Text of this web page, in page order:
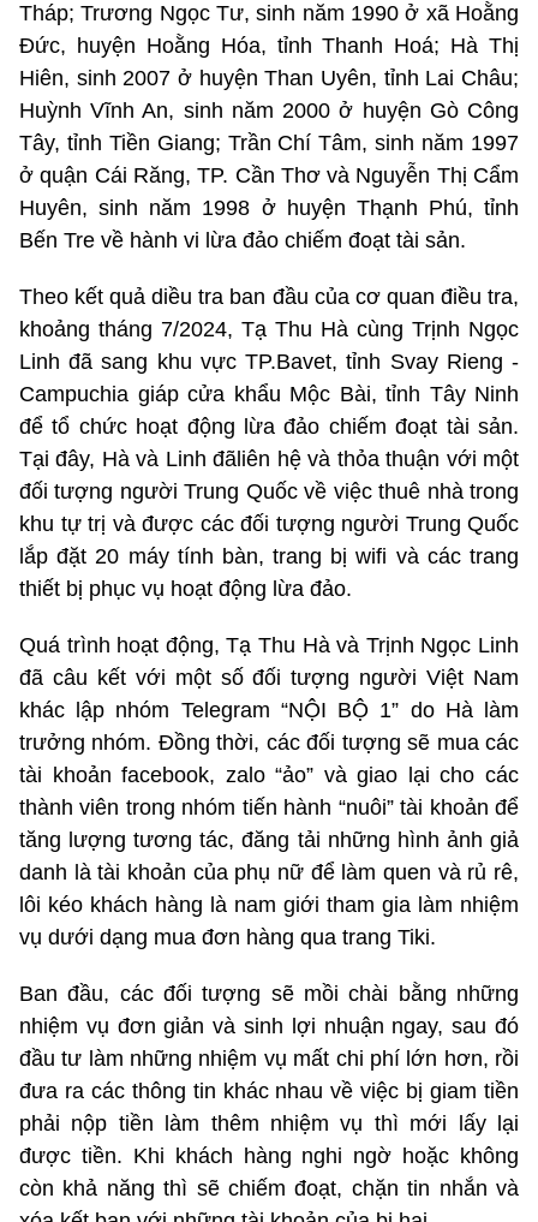
Tháp; Trương Ngọc Tư, sinh năm 1990 ở xã Hoằng
Đức, huyện Hoằng Hóa, tỉnh Thanh Hoá; Hà Thị
Hiên, sinh 2007 ở huyện Than Uyên, tỉnh Lai Châu;
Huỳnh Vĩnh An, sinh năm 2000 ở huyện Gò Công
Tây, tỉnh Tiền Giang; Trần Chí Tâm, sinh năm 1997
ở quận Cái Răng, TP. Cần Thơ và Nguyễn Thị Cẩm
Huyên, sinh năm 1998 ở huyện Thạnh Phú, tỉnh
Bến Tre về hành vi lừa đảo chiếm đoạt tài sản.
Theo kết quả diều tra ban đầu của cơ quan điều tra,
khoảng tháng 7/2024, Tạ Thu Hà cùng Trịnh Ngọc
Linh đã sang khu vực TP.Bavet, tỉnh Svay Rieng -
Campuchia giáp cửa khẩu Mộc Bài, tỉnh Tây Ninh
để tổ chức hoạt động lừa đảo chiếm đoạt tài sản.
Tại đây, Hà và Linh đãliên hệ và thỏa thuận với một
đối tượng người Trung Quốc về việc thuê nhà trong
khu tự trị và được các đối tượng người Trung Quốc
lắp đặt 20 máy tính bàn, trang bị wifi và các trang
thiết bị phục vụ hoạt động lừa đảo.
Quá trình hoạt động, Tạ Thu Hà và Trịnh Ngọc Linh
đã câu kết với một số đối tượng người Việt Nam
khác lập nhóm Telegram “NỘI BỘ 1” do Hà làm
trưởng nhóm. Đồng thời, các đối tượng sẽ mua các
tài khoản facebook, zalo “ảo” và giao lại cho các
thành viên trong nhóm tiến hành “nuôi” tài khoản để
tăng lượng tương tác, đăng tải những hình ảnh giả
danh là tài khoản của phụ nữ để làm quen và rủ rê,
lôi kéo khách hàng là nam giới tham gia làm nhiệm
vụ dưới dạng mua đơn hàng qua trang Tiki.
Ban đầu, các đối tượng sẽ mồi chài bằng những
nhiệm vụ đơn giản và sinh lợi nhuận ngay, sau đó
đầu tư làm những nhiệm vụ mất chi phí lớn hơn, rồi
đưa ra các thông tin khác nhau về việc bị giam tiền
phải nộp tiền làm thêm nhiệm vụ thì mới lấy lại
được tiền. Khi khách hàng nghi ngờ hoặc không
còn khả năng thì sẽ chiếm đoạt, chặn tin nhắn và